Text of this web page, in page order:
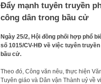
Đẩy mạnh tuyên truyền
công dân trong bầu cử
Ngày 25/2, Hội đồng phối hợp phổ
số 1015/CV-HĐ về việc tuyên
bầu cử.
Theo đó, Công văn nêu, thực hiện
Tuyên giáo và Dân vận Thành uỷ về